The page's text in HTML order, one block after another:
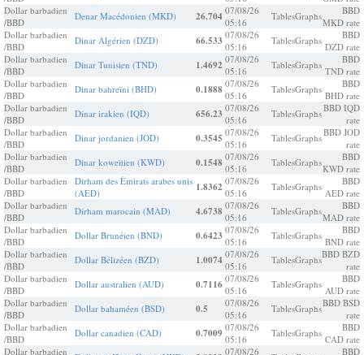
Dollar barbadien
/BBD
Denar Macédonien (MKD) 26.704 07/08/26
05:16
TablesGraphs
BBD
MKD rate
Dollar barbadien
/BBD
Dinar Algérien (DZD) 66.533 07/08/26
05:16
TablesGraphs
BBD
DZD rate
Dollar barbadien
/BBD
Dinar Tunisien (TND) 1.4692 07/08/26
05:16
TablesGraphs
BBD
TND rate
Dollar barbadien
/BBD
Dinar bahreïni (BHD) 0.1888 07/08/26
05:16
TablesGraphs
BBD
BHD rate
Dollar barbadien
/BBD
Dinar irakien (IQD) 656.23 07/08/26
05:16
TablesGraphsBBD IQD
rate
Dollar barbadien
/BBD
Dinar jordanien (JOD) 0.3545 07/08/26
05:16
TablesGraphsBBD JOD
rate
Dollar barbadien
/BBD
Dinar koweïtien (KWD) 0.1548 07/08/26
05:16
TablesGraphs
BBD
KWD rate
Dollar barbadien
/BBD
Dirham des Émirats arabes unis
(AED)
1.8362 07/08/26
05:16
TablesGraphs
BBD
AED rate
Dollar barbadien
/BBD
Dirham marocain (MAD) 4.6738 07/08/26
05:16
TablesGraphs
BBD
MAD rate
Dollar barbadien
/BBD
Dollar Brunéien (BND) 0.6423 07/08/26
05:16
TablesGraphs
BBD
BND rate
Dollar barbadien
/BBD
Dollar Bélizéen (BZD) 1.0074 07/08/26
05:16
TablesGraphsBBD BZD
rate
Dollar barbadien
/BBD
Dollar australien (AUD) 0.7116 07/08/26
05:16
TablesGraphs
BBD
AUD rate
Dollar barbadien
/BBD
Dollar bahaméen (BSD) 0.5
07/08/26
05:16
TablesGraphsBBD BSD
rate
Dollar barbadien
/BBD
Dollar canadien (CAD) 0.7009 07/08/26
05:16
TablesGraphs
BBD
CAD rate
Dollar barbadien
07/08/26
BBD